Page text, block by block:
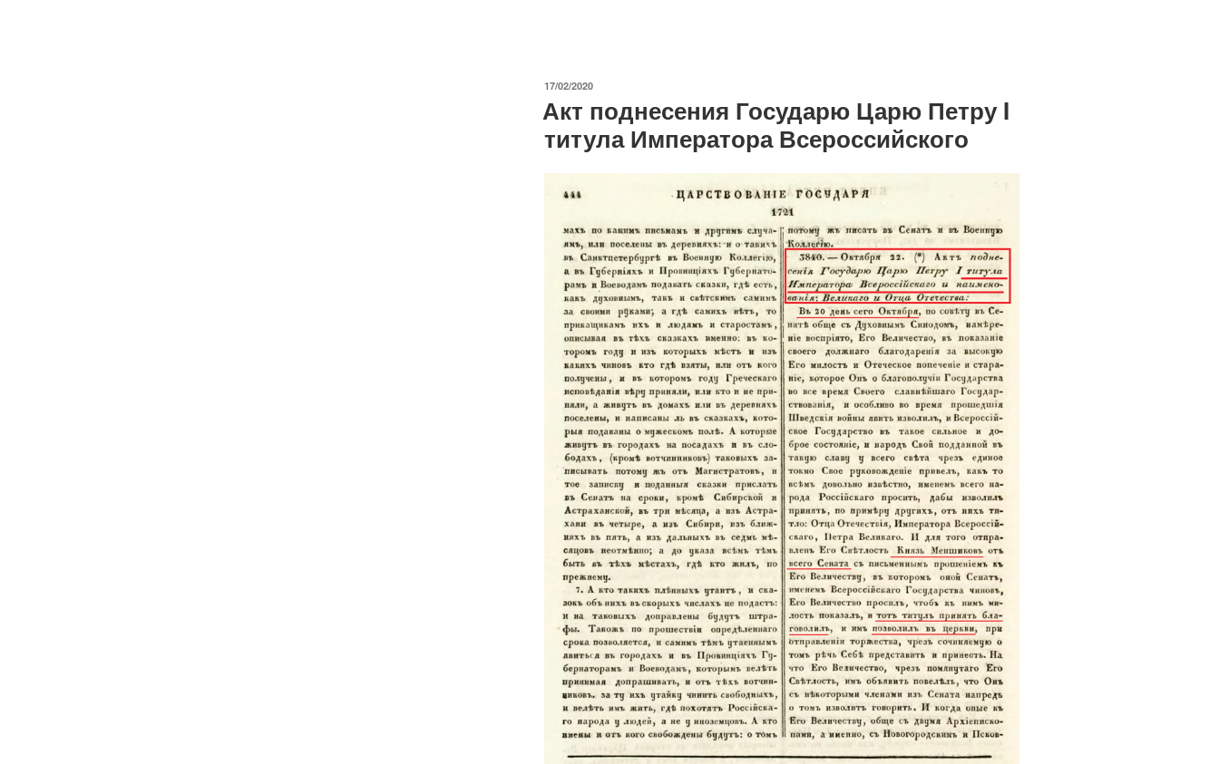
ОПУБЛИКОВАНО
17/02/2020
Акт поднесения Государю Царю Петру I
титула Императора Всероссийского